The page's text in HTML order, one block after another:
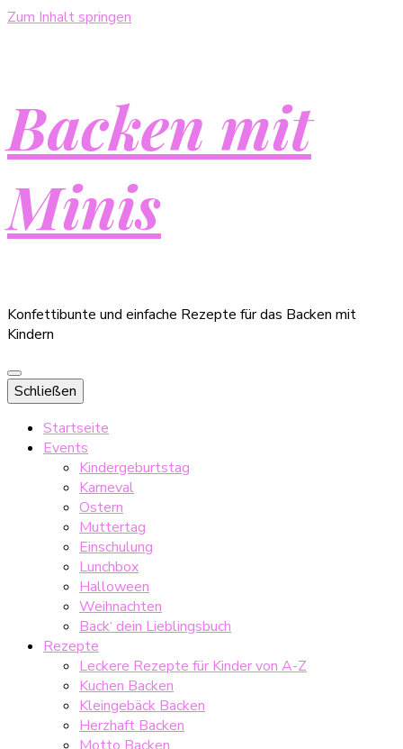
Zum Inhalt springen
Backen mit
Minis
Konfettibunte und einfache Rezepte für das Backen mit
Kindern
Schließen
Startseite
Events
Kindergeburtstag
Karneval
Ostern
Muttertag
Einschulung
Lunchbox
Halloween
Weihnachten
Back‘ dein Lieblingsbuch
Rezepte
Leckere Rezepte für Kinder von A-Z
Kuchen Backen
Kleingebäck Backen
Herzhaft Backen